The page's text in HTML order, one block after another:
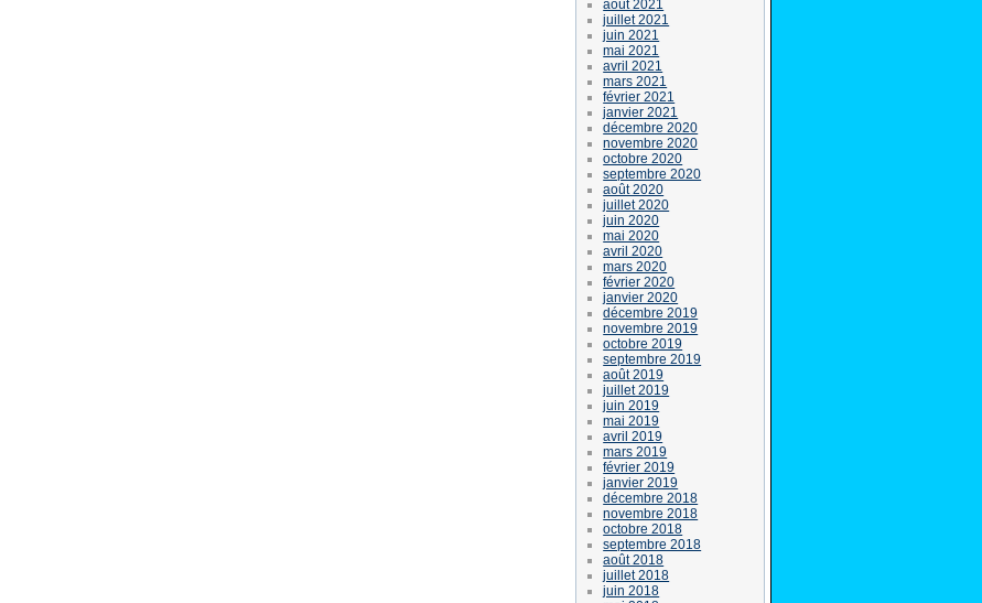
août 2021
juillet 2021
juin 2021
mai 2021
avril 2021
mars 2021
février 2021
janvier 2021
décembre 2020
novembre 2020
octobre 2020
septembre 2020
août 2020
juillet 2020
juin 2020
mai 2020
avril 2020
mars 2020
février 2020
janvier 2020
décembre 2019
novembre 2019
octobre 2019
septembre 2019
août 2019
juillet 2019
juin 2019
mai 2019
avril 2019
mars 2019
février 2019
janvier 2019
décembre 2018
novembre 2018
octobre 2018
septembre 2018
août 2018
juillet 2018
juin 2018